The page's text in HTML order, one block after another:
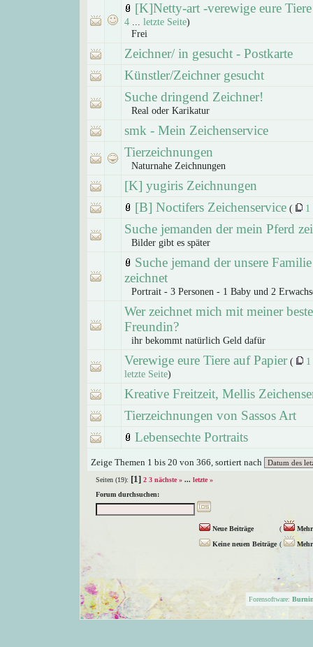
[K]Netty-art -verewige eure Tiere
4... letzte Seite)
Frei
Zeichner/ in gesucht - Postkarte
Künstler/Zeichner gesucht
Suche dringend Zeichner!
Real oder Karikatur
smk - Mein Zeichenservice
Tierzeichnungen
Naturnahe Zeichnungen
[K] yugiris Zeichnungen
[B] Noctifers Zeichenservice( 1
Suche jemanden der mein Pferd
Bilder gibt es später
Suche jemand der unsere Familie
zeichnet
Portrait - 3 Personen - 1 Baby und 2
Wer zeichnet mich mit meiner
Freundin?
ihr bekommt natürlich Geld dafür
Verewige eure Tiere auf Papier(
1
letzte Seite)
Kreative Freitzeit, Mellis
Tierzeichnungen von Sassos Art
Lebensechte Portraits
Zeige Themen 1 bis 20 von 366, sortiert nach
Seiten (19): [1] 2 3 nächste » ... letzte »
Forum durchsuchen:
Neue Beiträge (
Keine neuen Beiträge (
Forensoftware: